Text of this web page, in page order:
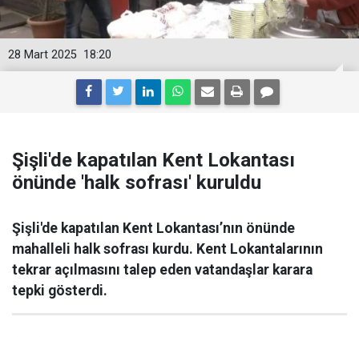
18:20
28 Mart 2025
Şişli'de kapatılan Kent Lokantası
önünde 'halk sofrası' kuruldu
Şişli'de kapatılan Kent Lokantası’nın önünde
mahalleli halk sofrası kurdu. Kent Lokantalarının
tekrar açılmasını talep eden vatandaşlar karara
tepki gösterdi.